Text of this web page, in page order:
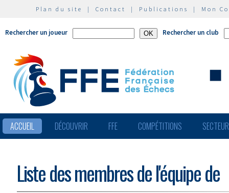
Plan du site | Contact | Publications | Mon
Rechercher un joueur Rechercher un club
ACCUEIL DÉCOUVRIR FFE COMPÉTITIONS
Liste des membres de l'équipe de